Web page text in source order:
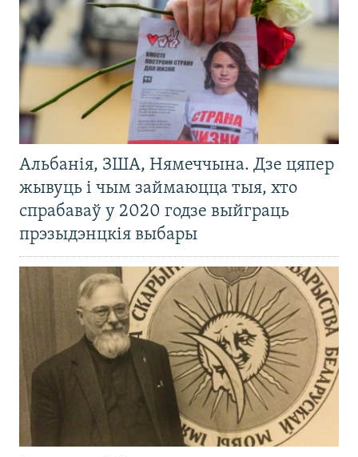
Альбанія, ЗША, Нямеччына. Дзе цяпер
жывуць і чым займаюцца тыя, хто
спрабаваў у 2020 годзе выйграць
прэзыдэнцкія выбары